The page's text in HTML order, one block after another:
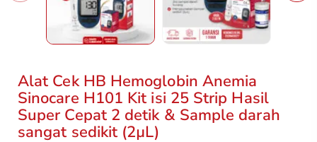
Alat Cek HB Hemoglobin Anemia
Sinocare H101 Kit isi 25 Strip Hasil
Super Cepat 2 detik & Sample darah
sangat sedikit (2µL)